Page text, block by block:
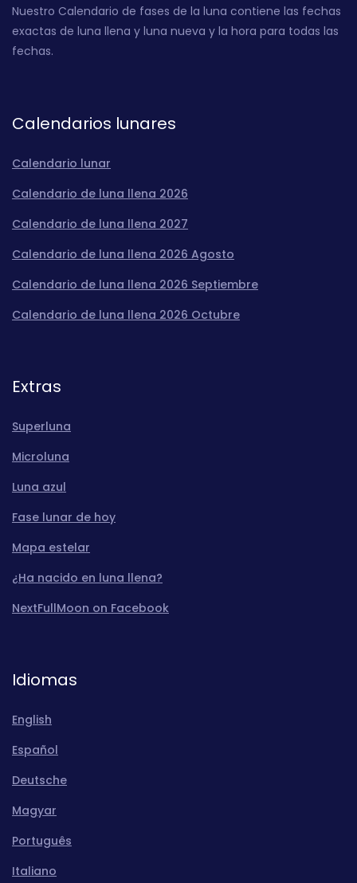
Nuestro Calendario de fases de la luna contiene las fechas
exactas de luna llena y luna nueva y la hora para todas las
fechas.
Calendarios lunares
Calendario lunar
Calendario de luna llena 2026
Calendario de luna llena 2027
Calendario de luna llena 2026 Agosto
Calendario de luna llena 2026 Septiembre
Calendario de luna llena 2026 Octubre
Extras
Superluna
Microluna
Luna azul
Fase lunar de hoy
Mapa estelar
¿Ha nacido en luna llena?
NextFullMoon on Facebook
Idiomas
English
Español
Deutsche
Magyar
Português
Italiano